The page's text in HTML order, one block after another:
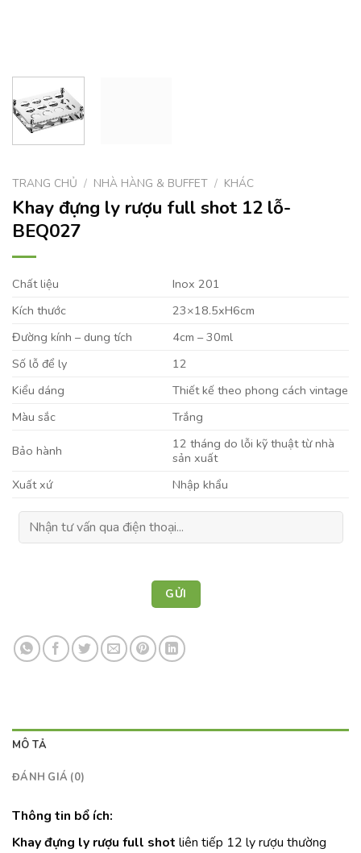
TRANG CHỦ / NHÀ HÀNG & BUFFET / KHÁC
Khay đựng ly rượu full shot 12 lỗ-
BEQ027
Chất liệu
Inox 201
Kích thước
23×18.5xH6cm
Đường kính – dung tích
4cm – 30ml
Số lỗ để ly
12
Kiểu dáng
Thiết kế theo phong cách vintage
Màu sắc
Trắng
Bảo hành
12 tháng do lỗi kỹ thuật từ nhà
sản xuất
Xuất xứ
Nhập khẩu
MÔ TẢ
ĐÁNH GIÁ (0)
Thông tin bổ ích:
Khay đựng ly rượu full shot liên tiếp 12 ly rượu thường